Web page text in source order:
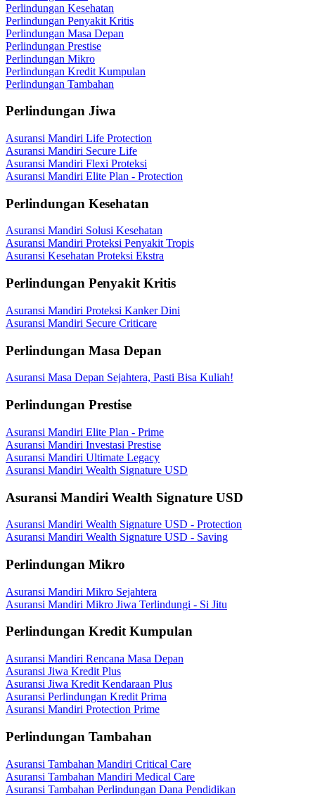
Perlindungan Kesehatan
Perlindungan Penyakit Kritis
Perlindungan Masa Depan
Perlindungan Prestise
Perlindungan Mikro
Perlindungan Kredit Kumpulan
Perlindungan Tambahan
Perlindungan Jiwa
Asuransi Mandiri Life Protection
Asuransi Mandiri Secure Life
Asuransi Mandiri Flexi Proteksi
Asuransi Mandiri Elite Plan - Protection
Perlindungan Kesehatan
Asuransi Mandiri Solusi Kesehatan
Asuransi Mandiri Proteksi Penyakit Tropis
Asuransi Kesehatan Proteksi Ekstra
Perlindungan Penyakit Kritis
Asuransi Mandiri Proteksi Kanker Dini
Asuransi Mandiri Secure Criticare
Perlindungan Masa Depan
Asuransi Masa Depan Sejahtera, Pasti Bisa Kuliah!
Perlindungan Prestise
Asuransi Mandiri Elite Plan - Prime
Asuransi Mandiri Investasi Prestise
Asuransi Mandiri Ultimate Legacy
Asuransi Mandiri Wealth Signature USD
Asuransi Mandiri Wealth Signature USD
Asuransi Mandiri Wealth Signature USD - Protection
Asuransi Mandiri Wealth Signature USD - Saving
Perlindungan Mikro
Asuransi Mandiri Mikro Sejahtera
Asuransi Mandiri Mikro Jiwa Terlindungi - Si Jitu
Perlindungan Kredit Kumpulan
Asuransi Mandiri Rencana Masa Depan
Asuransi Jiwa Kredit Plus
Asuransi Jiwa Kredit Kendaraan Plus
Asuransi Perlindungan Kredit Prima
Asuransi Mandiri Protection Prime
Perlindungan Tambahan
Asuransi Tambahan Mandiri Critical Care
Asuransi Tambahan Mandiri Medical Care
Asuransi Tambahan Perlindungan Dana Pendidikan